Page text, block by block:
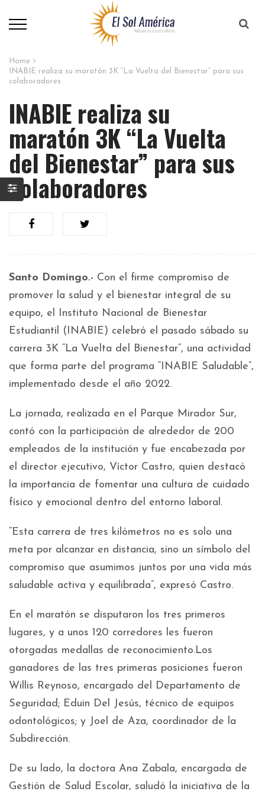
Home
INABIE realiza su maratón 3K “La Vuelta del Bienestar” para sus
colaboradores
INABIE realiza su
maratón 3K “La Vuelta
del Bienestar” para sus
colaboradores
Santo Domingo.- Con el firme compromiso de
promover la salud y el bienestar integral de su
equipo, el Instituto Nacional de Bienestar
Estudiantil (INABIE) celebró el pasado sábado su
carrera 3K “La Vuelta del Bienestar”, una actividad
que forma parte del programa “INABIE Saludable”,
implementado desde el año 2022.
La jornada, realizada en el Parque Mirador Sur,
contó con la participación de alrededor de 200
empleados de la institución y fue encabezada por
el director ejecutivo, Víctor Castro, quien destacó
la importancia de fomentar una cultura de cuidado
físico y emocional dentro del entorno laboral.
“Esta carrera de tres kilómetros no es solo una
meta por alcanzar en distancia, sino un símbolo del
compromiso que asumimos juntos por una vida más
saludable activa y equilibrada”, expresó Castro.
En el maratón se disputaron los tres primeros
lugares, y a unos 120 corredores les fueron
otorgadas medallas de reconocimiento.Los
ganadores de las tres primeras posiciones fueron
Willis Reynoso, encargado del Departamento de
Seguridad; Eduin Del Jesús, técnico de equipos
odontológicos; y Joel de Aza, coordinador de la
Subdirección.
De su lado, la doctora Ana Zabala, encargada de
Gestión de Salud Escolar, saludó la iniciativa de la